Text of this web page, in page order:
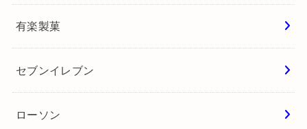
有楽製菓
セブンイレブン
ローソン